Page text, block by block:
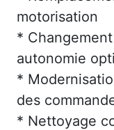
motorisation
*
autonomie
*
des
* Nettoyage